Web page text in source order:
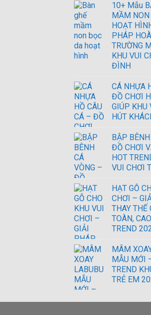
10+ Mẫu
MẦM
HOẠT
PHÁP
TRƯỜNG
KHU VUI
ĐÌNH
CÁ NHỰA
ĐỒ CHƠI
GIÚP KHU
HÚT
BẬP
ĐỒ CHƠI
HOT
VUI CHƠI
HẠT GỖ
CHƠI –
THAY THẾ
TOÀN,
TREND
MÂM
MẪU MỚI
TREND
TRẺ EM